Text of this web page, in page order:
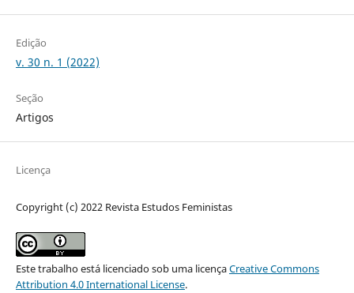
Edição
v. 30 n. 1 (2022)
Seção
Artigos
Licença
Copyright (c) 2022 Revista Estudos Feministas
Este trabalho está licenciado sob uma licençaCreative Commons
Attribution 4.0 International License.